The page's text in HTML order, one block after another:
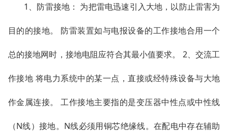
1、防雷接地： 为把雷电迅速引入大地，以防止雷害为
目的的接地。 防雷装置如与电报设备的工作接地合用一个
总的接地网时，接地电阻应符合其最小值要求。 2、交流工
作接地 将电力系统中的某一点，直接或经特殊设备与大地
作金属连接。 工作接地主要指的是变压器中性点或中性线
（N线）接地。N线必须用铜芯绝缘线。在配电中存在辅助